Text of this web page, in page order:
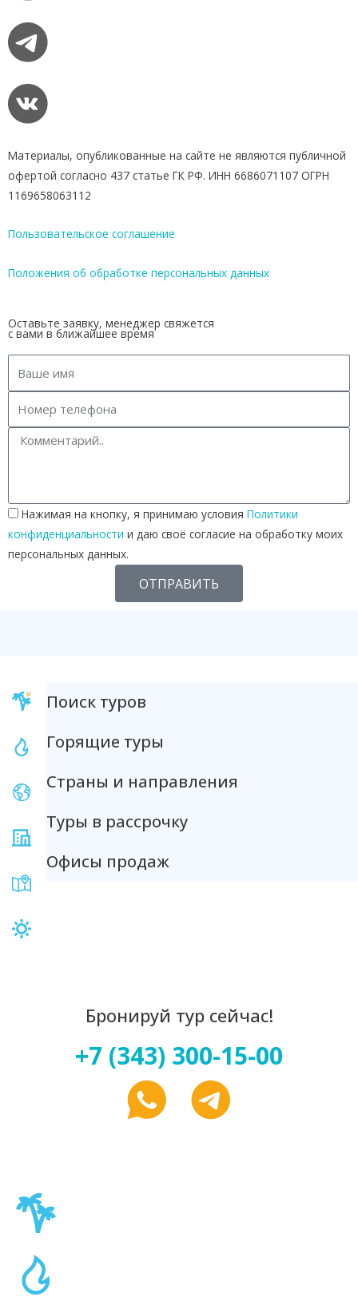
Материалы, опубликованные на сайте не являются публичной
офертой согласно 437 статье ГК РФ. ИНН 6686071107 ОГРН
1169658063112
Пользовательское соглашение
Положения об обработке персональных данных
Оставьте заявку, менеджер свяжется
с вами в ближайшее время
Нажимая на кнопку, я принимаю условия Политики
конфиденциальности и даю своё согласие на обработку моих
персональных данных.
ОТПРАВИТЬ
Поиск туров
Горящие туры
Страны и направления
Туры в рассрочку
Офисы продаж
Бронируй тур сейчас!
+7 (343) 300-15-00